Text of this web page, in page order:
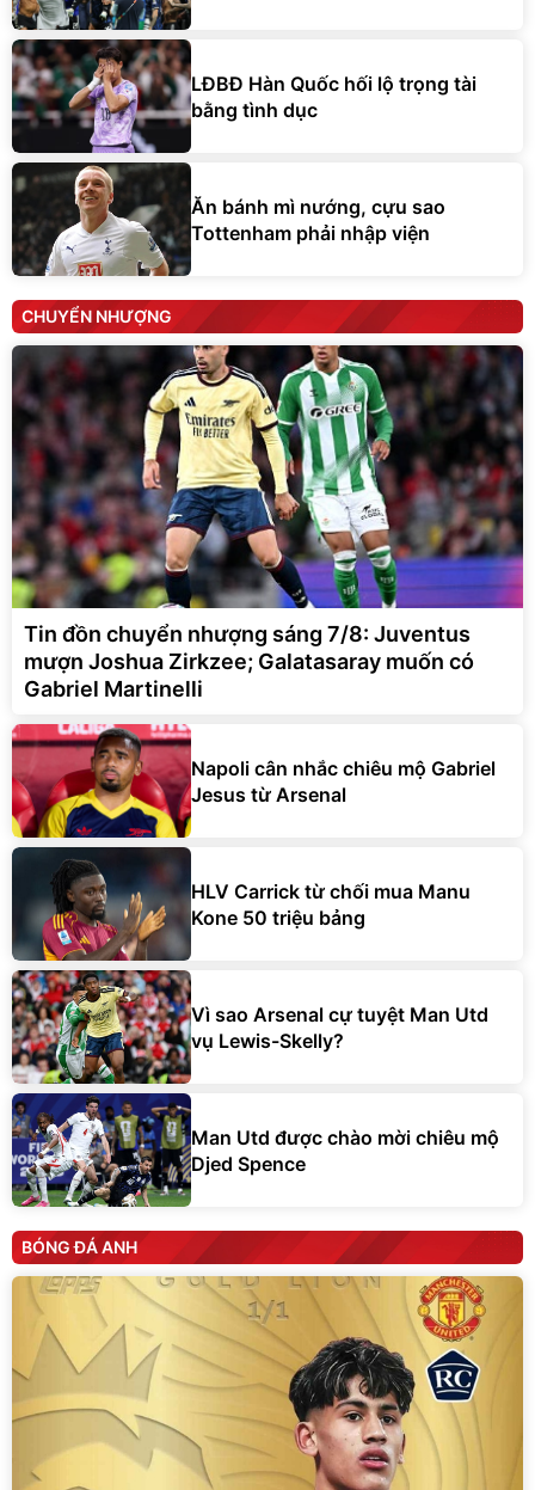
LĐBĐ Hàn Quốc hối lộ trọng tài
bằng tình dục
Ăn bánh mì nướng, cựu sao
Tottenham phải nhập viện
CHUYỂN NHƯỢNG
Tin đồn chuyển nhượng sáng 7/8: Juventus
mượn Joshua Zirkzee; Galatasaray muốn có
Gabriel Martinelli
Napoli cân nhắc chiêu mộ Gabriel
Jesus từ Arsenal
HLV Carrick từ chối mua Manu
Kone 50 triệu bảng
Vì sao Arsenal cự tuyệt Man Utd
vụ Lewis-Skelly?
Man Utd được chào mời chiêu mộ
Djed Spence
BÓNG ĐÁ ANH